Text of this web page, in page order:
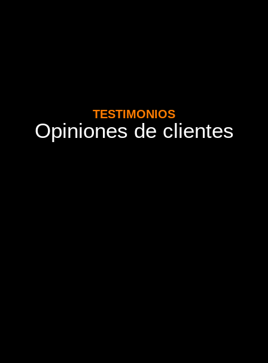
TESTIMONIOS
Opiniones de clientes